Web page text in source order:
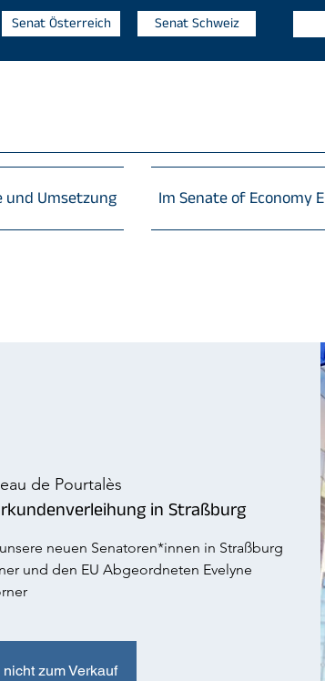
Senat Österreich Senat Schweiz
und Umsetzung Im Senate of Economy
de Pourtalès
in Straßburg
neuen Senatoren*innen in Straßburg
und den EU Abgeordneten Evelyne
zum Verkauf